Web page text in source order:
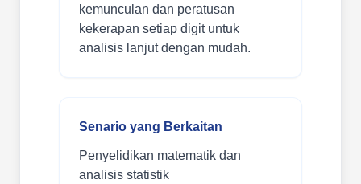
kemunculan dan peratusan
kekerapan setiap digit untuk
analisis lanjut dengan mudah.
Senario yang Berkaitan
Penyelidikan matematik dan
analisis statistik